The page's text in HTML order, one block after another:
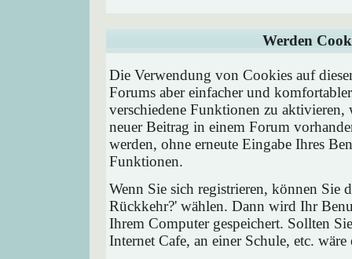
Werden
Die Verwendung von Cookies auf
Forums aber einfacher und
verschiedene Funktionen zu
neuer Beitrag in einem Forum
werden, ohne erneute Eingabe Ihres
Funktionen.
Wenn Sie sich registrieren, können Sie
Rückkehr?' wählen. Dann wird Ihr
Ihrem Computer gespeichert. Sollten
Internet Cafe, an einer Schule, etc.